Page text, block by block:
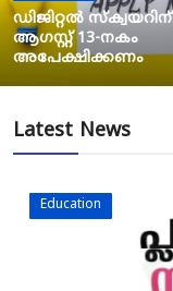
ഡിജിറ്റൽ സ്‌ക്വയറിന്
ആഗസ്റ്റ് 13-നകം
അപേക്ഷിക്കണം
Latest News
Education